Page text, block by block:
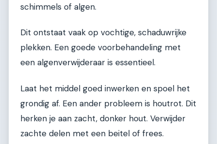
schimmels of algen.
Dit ontstaat vaak op vochtige, schaduwrijke
plekken. Een goede voorbehandeling met
een algenverwijderaar is essentieel.
Laat het middel goed inwerken en spoel het
grondig af. Een ander probleem is houtrot. Dit
herken je aan zacht, donker hout. Verwijder
zachte delen met een beitel of frees.